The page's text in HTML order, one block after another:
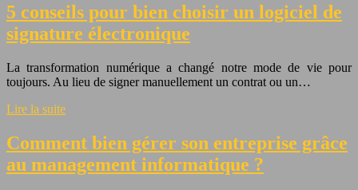
5 conseils pour bien choisir un logiciel de
signature électronique
La transformation numérique a changé notre mode de vie pour
toujours. Au lieu de signer manuellement un contrat ou un…
Lire la suite
Comment bien gérer son entreprise grâce
au management informatique ?